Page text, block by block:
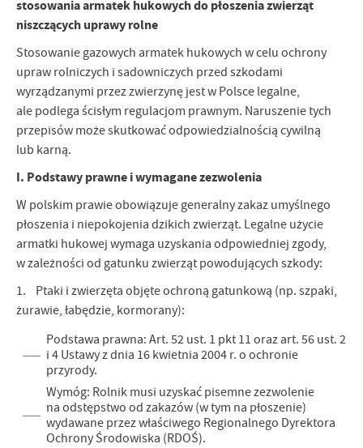
stosowania armatek hukowych do płoszenia zwierząt
niszczących uprawy rolne
Stosowanie gazowych armatek hukowych w celu ochrony
upraw rolniczych i sadowniczych przed szkodami
wyrządzanymi przez zwierzynę jest w Polsce legalne,
ale podlega ścisłym regulacjom prawnym. Naruszenie tych
przepisów może skutkować odpowiedzialnością cywilną
lub karną.
I. Podstawy prawne i wymagane zezwolenia
W polskim prawie obowiązuje generalny zakaz umyślnego
płoszenia i niepokojenia dzikich zwierząt. Legalne użycie
armatki hukowej wymaga uzyskania odpowiedniej zgody,
w zależności od gatunku zwierząt powodujących szkody:
1. Ptaki i zwierzęta objęte ochroną gatunkową (np. szpaki,
żurawie, łabędzie, kormorany):
Podstawa prawna: Art. 52 ust. 1 pkt 11 oraz art. 56 ust. 2
i 4 Ustawy z dnia 16 kwietnia 2004 r. o ochronie
przyrody.
Wymóg: Rolnik musi uzyskać pisemne zezwolenie
na odstępstwo od zakazów (w tym na płoszenie)
wydawane przez właściwego Regionalnego Dyrektora
Ochrony Środowiska (RDOŚ).
Firmy te działają w charakterze pośredników prezentujących nasze
treści w postaci wiadomości, ofert, komunikatów mediów
społecznościowych.